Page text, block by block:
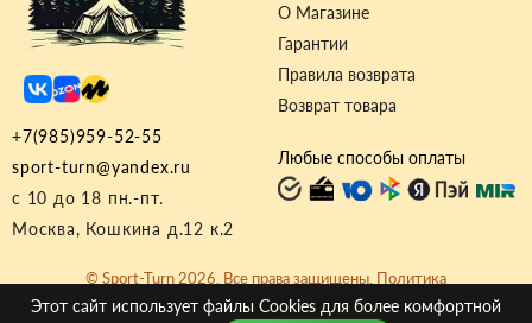
О Магазине
Гарантии
Правила возврата
Возврат товара
+7(985)959-52-55
sport-turn@yandex.ru
с 10 до 18 пн.-пт.
Москва, Кошкина д.12 к.2
Любые способы оплаты
© Sport-Turn 2026. Все права защищены. Политика
Конфиденциальности|Договор-оферта
Этот сайт использует файлы Cookies для более комфортной